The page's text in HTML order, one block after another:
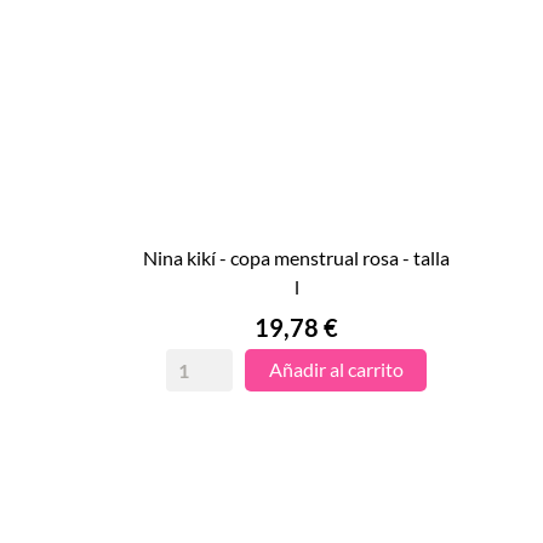

nina kikí - copa menstrual rosa - talla
l
Precio
19,78 €
Añadir al carrito